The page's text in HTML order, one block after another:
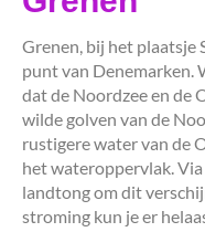
Grenen, bij het plaatsje
punt van Denemarken.
dat de Noordzee en de
wilde golven van de
rustigere water van de
het wateroppervlak.
landtong om dit
stroming kun je er